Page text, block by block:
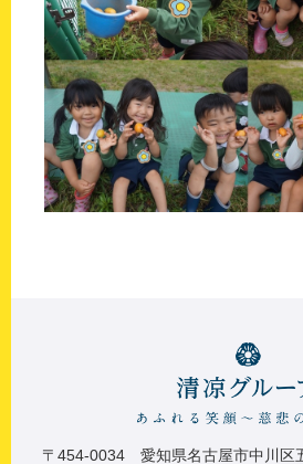
〒454-0034 愛知県名古屋市中川区